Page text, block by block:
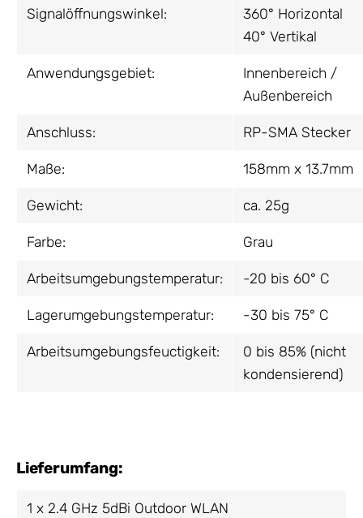
Signalöffnungswinkel:
360° Horizontal
40° Vertikal
Anwendungsgebiet:
Innenbereich /
Außenbereich
Anschluss: RP-SMA Stecker
Maße: 158mm x 13.7mm
Gewicht: ca. 25g
Farbe: Grau
Arbeitsumgebungstemperatur: -20 bis 60° C
Lagerumgebungstemperatur: -30 bis 75° C
Arbeitsumgebungsfeuctigkeit:
0 bis 85% (nicht
kondensierend)
Lieferumfang:
1 x 2.4 GHz 5dBi Outdoor WLAN